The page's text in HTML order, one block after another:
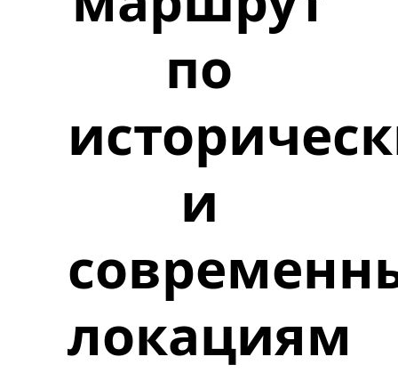
по
и
локациям